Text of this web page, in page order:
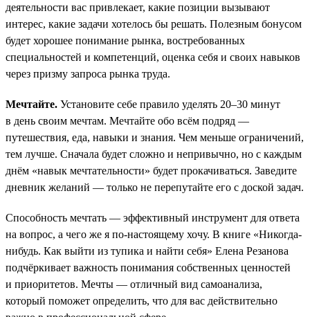
деятельности вас привлекает, какие позиции вызывают
интерес, какие задачи хотелось бы решать. Полезным бонусом
будет хорошее понимание рынка, востребованных
специальностей и компетенций, оценка себя и своих навыков
через призму запроса рынка труда.
Мечтайте. Установите себе правило уделять 20–30 минут
в день своим мечтам. Мечтайте обо всём подряд —
путешествия, еда, навыки и знания. Чем меньше ограничений,
тем лучше. Сначала будет сложно и непривычно, но с каждым
днём «навык мечтательности» будет прокачиваться. Заведите
дневник желаний — только не перепутайте его с доской задач.
Способность мечтать — эффективный инструмент для ответа
на вопрос, а чего же я по-настоящему хочу. В книге «Никогда-
нибудь. Как выйти из тупика и найти себя» Елена Резанова
подчёркивает важность понимания собственных ценностей
и приоритетов. Мечты — отличный вид самоанализа,
который поможет определить, что для вас действительно